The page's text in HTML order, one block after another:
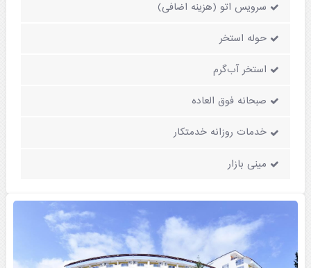
سرویس اتو (هزینه اضافی)
حوله استخر
استخر آب‌گرم
صبحانه فوق العاده
خدمات روزانه خدمتکار
مینی بازار